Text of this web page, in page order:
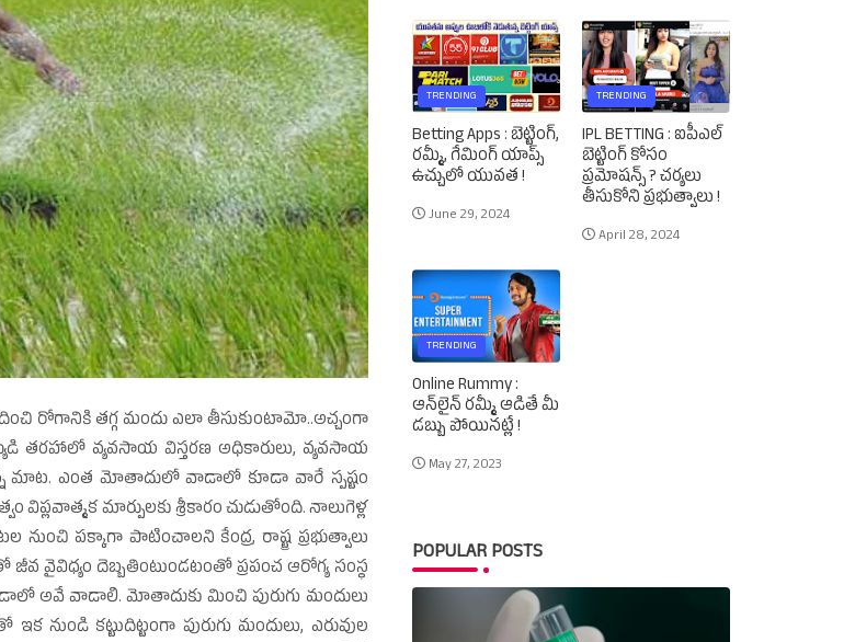
రోగానికి తగ్గ మందు ఎలా తీసుకుంటామో..అచ్చంగా
తరహాలో వ్యవసాయ విస్తరణ అధికారులు, వ్యవసాయ
మాట. ఎంత మోతాదులో వాడాలో కూడా వారే స్పష్టం
విప్లవాత్మక మార్పులకు శ్రీకారం చుడుతోంది. నాలుగెళ్ల
పక్కాగా పాటించాలని కేంద్ర, రాష్ట్ర ప్రభుత్వాలు
వైవిధ్యం దెబ్బతింటుండటంతో ప్రపంచ ఆరోగ్య సంస్థ
అవే వాడాలి. మోతాదుకు మించి పురుగు మందులు
నుండి కట్టుదిట్టంగా పురుగు మందులు, ఎరువుల
TRENDING
Betting Apps : బెట్టింగ్‌,
రమ్మీ, గేమింగ్‌ యాప్స్‌
ఉచ్చులో యువత !
June 29, 2024
TRENDING
IPL BETTING : ఐపీఎల్‌
బెట్టింగ్‌ కోసం
ప్రమోషన్స్‌ ? చర్యలు
తీసుకోని ప్రభుత్వాలు !
April 28, 2024
TRENDING
Online Rummy :
ఆన్‌లైన్‌ రమ్మీ ఆడితే మీ
డబ్బు పోయినట్లే !
May 27, 2023
POPULAR POSTS